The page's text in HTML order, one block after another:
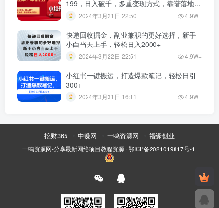
199，日入破千，多重变现方式，靠谱落地项
目！”2024年3月21日 22:50 4.9W+
快递回收掘金，副业兼职的更好选择，新手
小白当天上手，轻松日入2000+
2024年3月22日 22:51 4.9W+
小红书一键搬运，打造爆款笔记，轻松日引
300+
2024年3月31日 16:11 4.9W+
挖财365 中赚网 一鸣资源网 福缘创业
一鸣资源网-分享最新网络项目教程资源 · 鄂ICP备2021019817号-1 ·